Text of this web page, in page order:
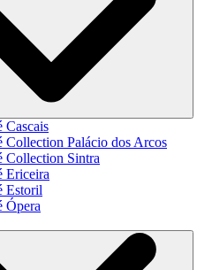
Cascais
Collection Palácio dos Arcos
Collection Sintra
Ericeira
Estoril
Ópera